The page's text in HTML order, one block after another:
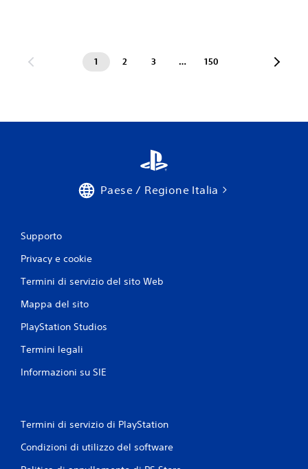
1 2 3 … 150
Paese / Regione Italia
Supporto
Privacy e cookie
Termini di servizio del sito Web
Mappa del sito
PlayStation Studios
Termini legali
Informazioni su SIE
Termini di servizio di PlayStation
Condizioni di utilizzo del software